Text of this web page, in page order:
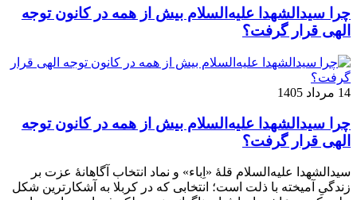
چرا سیدالشهدا علیه‌السلام بیش از همه در کانون توجه
الهی قرار گرفت؟
14 مرداد 1405
چرا سیدالشهدا علیه‌السلام بیش از همه در کانون توجه
الهی قرار گرفت؟
سیدالشهدا علیه‌السلام قلهٔ «اِباء» و نماد انتخاب آگاهانهٔ عزت بر
زندگیِ آمیخته با ذلت است؛ انتخابی که در کربلا به آشکارترین شکل